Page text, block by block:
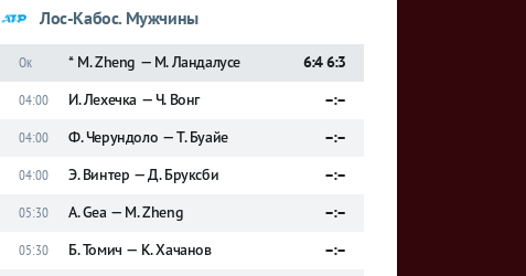
Лос-Кабос. Мужчины
Ок * M. Zheng — М. Ландалусе 6:4 6:3
04:00 И. Леxечка — Ч. Вонг –:–
04:00 Ф. Черундоло — Т. Буайе –:–
04:00 Э. Винтер — Д. Бруксби –:–
05:30 A. Gea — M. Zheng –:–
05:30 Б. Томич — К. Хачанов –:–